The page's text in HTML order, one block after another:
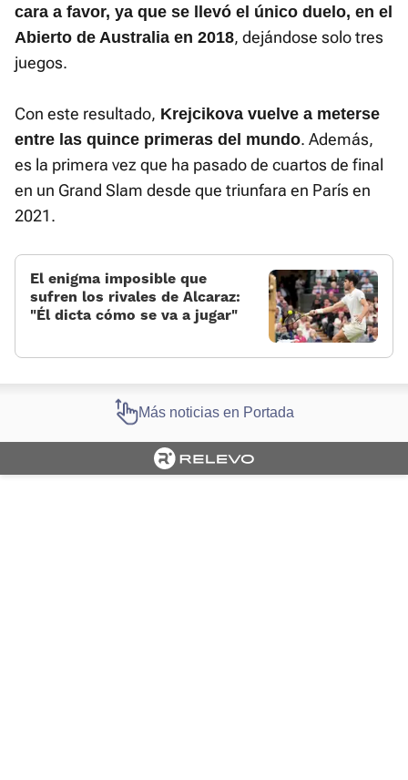
cara a favor, ya que se llevó el único duelo, en el
Abierto de Australia en 2018, dejándose solo tres
juegos.
Con este resultado, Krejcikova vuelve a meterse
entre las quince primeras del mundo. Además,
es la primera vez que ha pasado de cuartos de final
en un Grand Slam desde que triunfara en París en
2021.
El enigma imposible que
sufren los rivales de Alcaraz:
«Él dicta cómo se va a jugar»
Más noticias en Portada